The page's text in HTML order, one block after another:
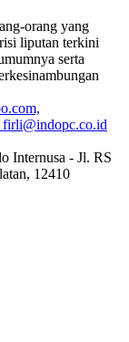
orang yang
liputan terkini
serta
Internusa - Jl. RS
12410